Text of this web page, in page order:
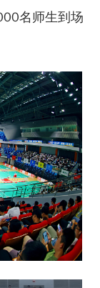
名师生到场